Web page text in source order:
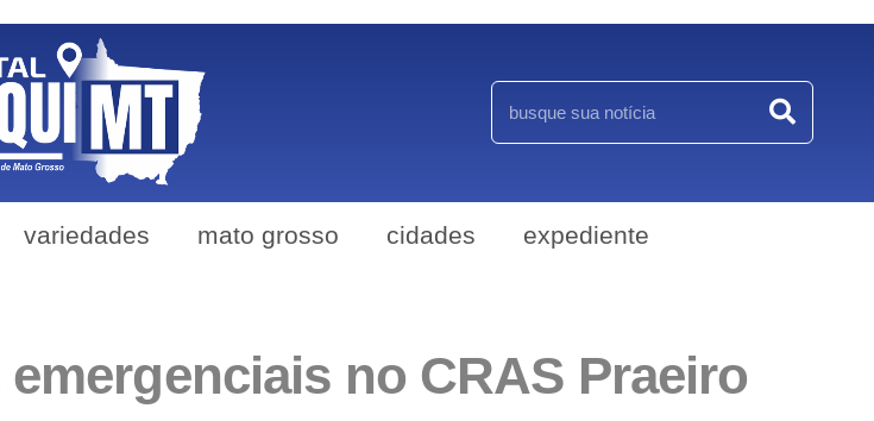
variedades mato grosso cidades expediente
no CRAS Praeiro